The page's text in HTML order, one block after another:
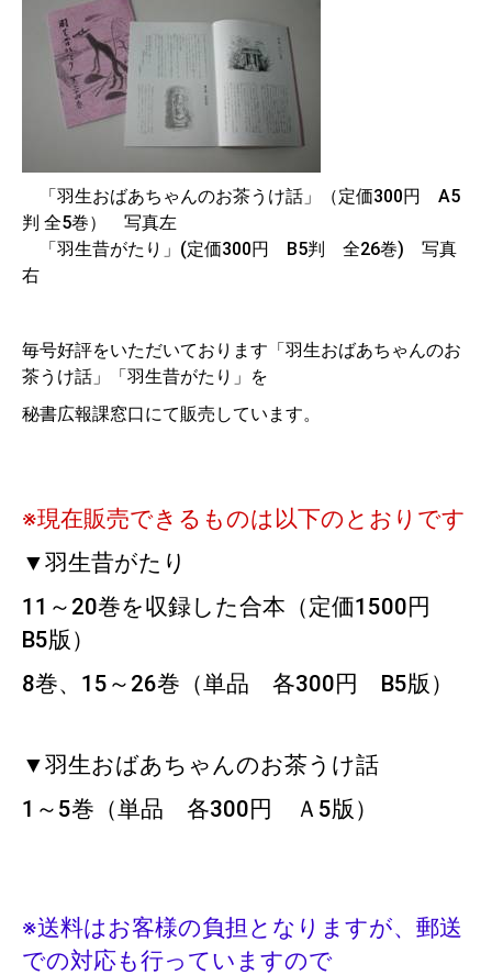
「羽生おばあちゃんのお茶うけ話」（定価300円 A5
判 全5巻） 写真左
「羽生昔がたり」(定価300円 B5判 全26巻) 写真
右
毎号好評をいただいております「羽生おばあちゃんのお
茶うけ話」「羽生昔がたり」を
秘書広報課窓口にて販売しています。
※現在販売できるものは以下のとおりです
▼羽生昔がたり
11～20巻を収録した合本（定価1500円
B5版）
8巻、15～26巻（単品 各300円 B5版）
▼羽生おばあちゃんのお茶うけ話
1～5巻（単品 各300円 Ａ5版）
※送料はお客様の負担となりますが、郵送
での対応も行っていますので